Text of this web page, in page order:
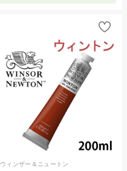
ウィンザー＆ニュートン